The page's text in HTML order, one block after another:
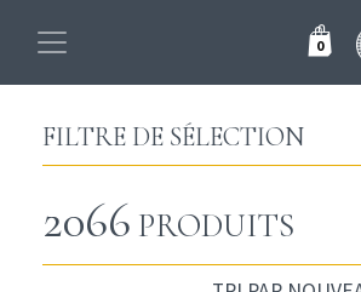
0
FILTRE DE SÉLECTION
2066 PRODUITS